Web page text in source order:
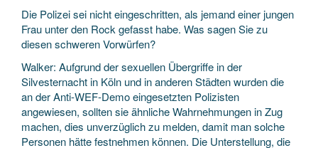
Die Polizei sei nicht eingeschritten, als jemand einer jungen
Frau unter den Rock gefasst habe. Was sagen Sie zu
diesen schweren Vorwürfen?
Walker: Aufgrund der sexuellen Übergriffe in der
Silvesternacht in Köln und in anderen Städten wurden die
an der Anti-WEF-Demo eingesetzten Polizisten
angewiesen, sollten sie ähnliche Wahrnehmungen in Zug
machen, dies unverzüglich zu melden, damit man solche
Personen hätte festnehmen können. Die Unterstellung, die